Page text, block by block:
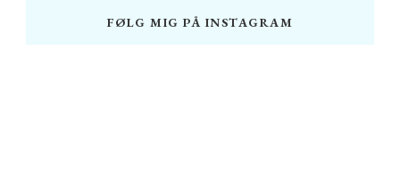
FØLG MIG PÅ INSTAGRAM